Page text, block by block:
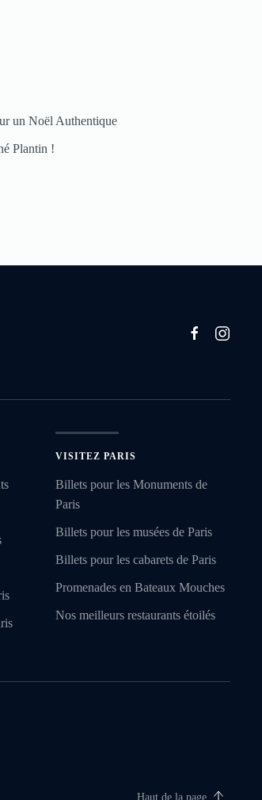
un Noël Authentique
Plantin !
VISITEZ PARIS
Billets pour les Monuments de
Paris
Billets pour les musées de Paris
Billets pour les cabarets de Paris
Promenades en Bateaux Mouches
Nos meilleurs restaurants étoilés
Haut de la page